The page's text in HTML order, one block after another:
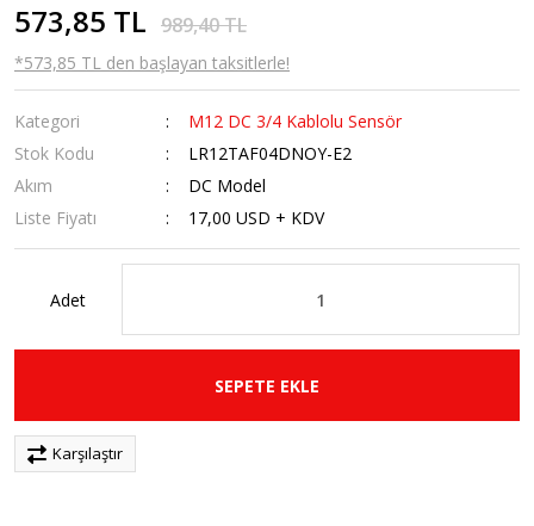
573,85 TL 989,40 TL
*573,85 TL den başlayan taksitlerle!
Kategori
M12 DC 3/4 Kablolu Sensör
Stok Kodu
LR12TAF04DNOY-E2
Akım
DC Model
Liste Fiyatı
17,00 USD + KDV
Adet
SEPETE EKLE
Karşılaştır